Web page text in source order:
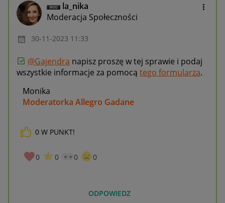
la_nika
Moderacja Społeczności
‎30-11-2023 11:33
@Gajendra napisz proszę w tej sprawie i podaj
wszystkie informacje za pomocą tego formularza.
Monika
Moderatorka Allegro Gadane
0 W PUNKT!
0 0 0 0
ODPOWIEDZ